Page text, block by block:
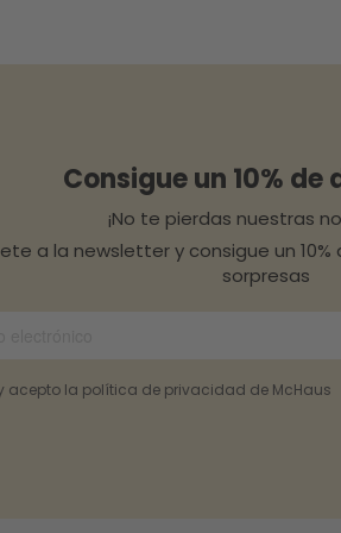
Consigue un 10% de
¡No te pierdas nuestras
a la newsletter y consigue un
sorpresas
acepto la política de privacidad de McHaus